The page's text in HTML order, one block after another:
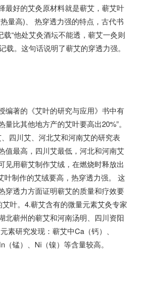
最好的艾灸原材料就是蕲艾，蕲艾叶
量高)、 热穿透力强的特点，古代书
“他处艾灸酒坛不能透，蕲艾一灸则
载。这句话说明了蕲艾的穿透力强。
编著的《艾叶的研究与应用》书中有
量比其他地方产的艾叶要高出20%”。
四川艾、河北艾和河南艾的研究表
值最高，四川艾最低，河北和河南艾
见用蕲艾制作艾绒，在燃烧时释放出
叶制作的艾绒要高，热穿透力强。 这
穿透力方面证明蕲艾的质量和疗效要
叶。4.蕲艾含有的微量元素艾灸专家
北蕲州的蕲艾和河南汤明、四川资阳
素研究发现：蕲艾中Ca（钙）、
（锰）、Ni（镍）等含量较高。